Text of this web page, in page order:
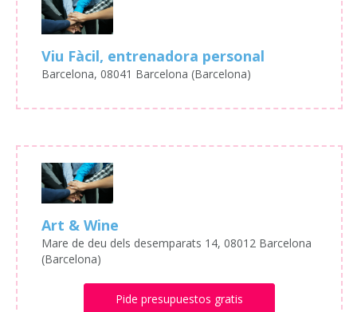
Viu Fàcil, entrenadora personal
Barcelona, 08041 Barcelona (Barcelona)
Art & Wine
Mare de deu dels desemparats 14, 08012 Barcelona
(Barcelona)
Pide presupuestos gratis